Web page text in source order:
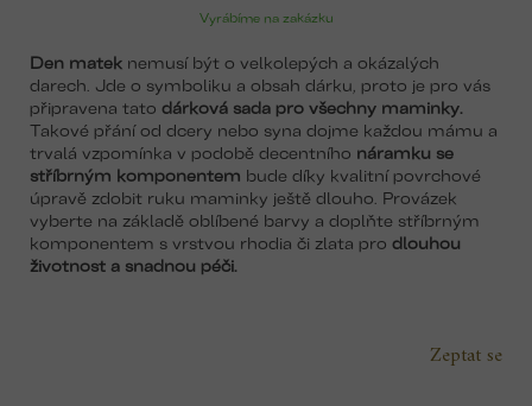
Vyrábíme na zakázku
Den matek nemusí být o velkolepých a okázalých
darech. Jde o symboliku a obsah dárku, proto je pro vás
připravena tato dárková sada pro všechny maminky.
Takové přání od dcery nebo syna dojme každou mámu a
trvalá vzpomínka v podobě decentního náramku se
stříbrným komponentem bude díky kvalitní povrchové
úpravě zdobit ruku maminky ještě dlouho. Provázek
vyberte na základě oblíbené barvy a doplňte stříbrným
komponentem s vrstvou rhodia či zlata pro dlouhou
životnost a snadnou péči.
Zeptat se